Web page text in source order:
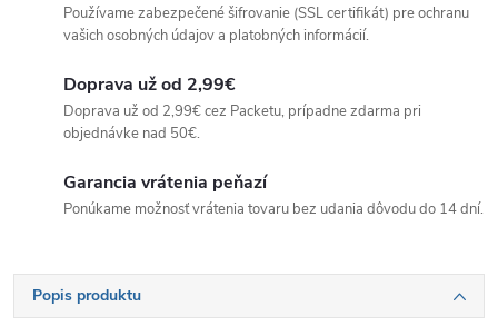
Používame zabezpečené šifrovanie (SSL certifikát) pre ochranu
vašich osobných údajov a platobných informácií.
Doprava už od 2,99€
Doprava už od 2,99€ cez Packetu, prípadne zdarma pri
objednávke nad 50€.
Garancia vrátenia peňazí
Ponúkame možnosť vrátenia tovaru bez udania dôvodu do 14 dní.
Popis produktu